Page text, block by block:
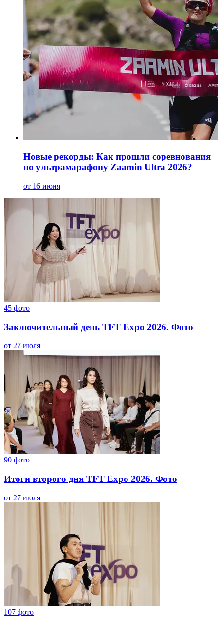
Новые рекорды: Как прошли соревнования
по ультрамарафону Zaamin Ultra 2026?
от 16 июня
45 фото
Заключительный день TFT Expo 2026. Фото
от 27 июля
90 фото
Итоги второго дня TFT Expo 2026. Фото
от 27 июля
107 фото